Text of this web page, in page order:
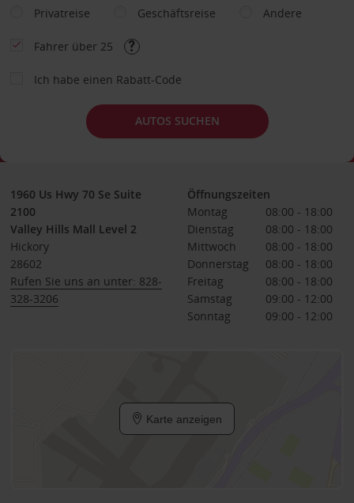
Privatreise
Geschäftsreise Andere
Fahrer über 25
Ich habe einen Rabatt-Code
AUTOS SUCHEN
1960 Us Hwy 70 Se Suite
2100
Valley Hills Mall Level 2
Hickory
28602
Rufen Sie uns an unter: 828-
328-3206
Öffnungszeiten
Montag
08:00 - 18:00
Dienstag
08:00 - 18:00
Mittwoch
08:00 - 18:00
Donnerstag
08:00 - 18:00
Freitag
08:00 - 18:00
Samstag
09:00 - 12:00
Sonntag
09:00 - 12:00
Karte anzeigen